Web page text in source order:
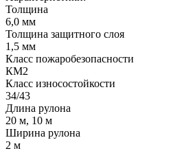
Толщина
6,0 мм
Толщина защитного слоя
1,5 мм
Класс пожаробезопасности
КМ2
Класс износостойкости
34/43
Длина рулона
20 м, 10 м
Ширина рулона
2 м